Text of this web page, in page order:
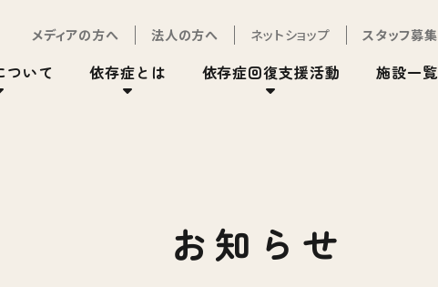
メディアの方へ 法人の方へ ネットショップ スタッフ募集
ついて 依存症とは 依存症回復支援活動 施設一覧
お知らせ